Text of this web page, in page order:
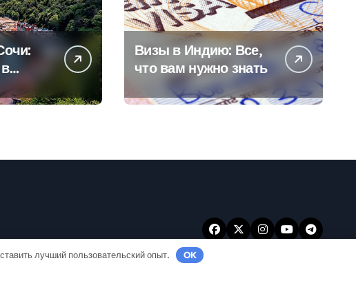
Визы в Индию: Все,
что вам нужно знать
лучший пользовательский опыт. OK